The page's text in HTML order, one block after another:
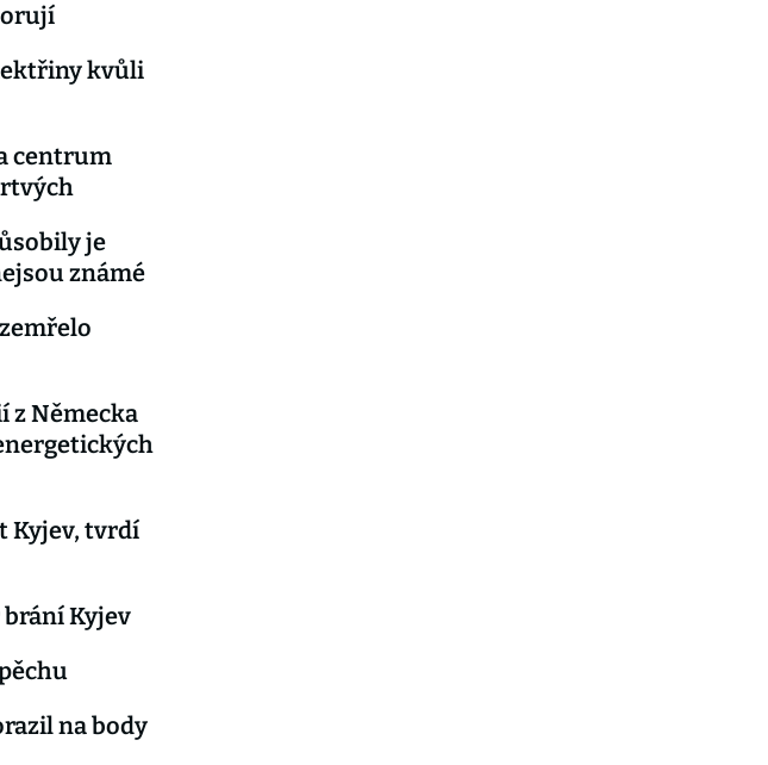
kvůli
centrum
je
známé
z Německa
Kyjev, tvrdí
Kyjev
na body